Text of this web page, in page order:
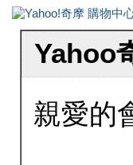
Yahoo
親愛的